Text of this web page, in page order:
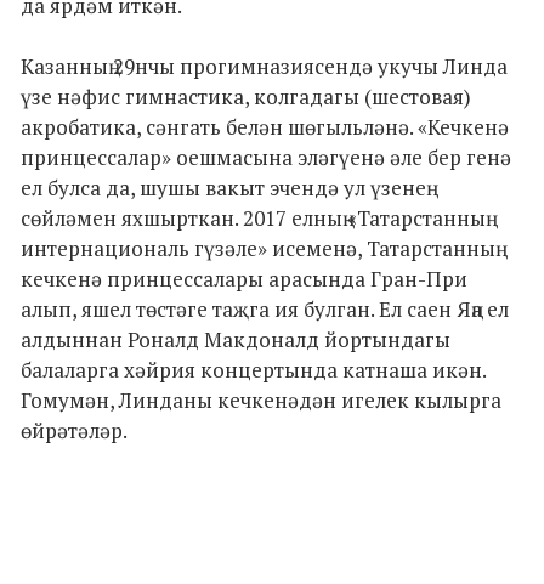
да ярдәм иткән.
Казанның 29нчы прогимназиясендә укучы Линда
үзе нәфис гимнастика, колгадагы (шестовая)
акробатика, сәнгать белән шөгыльләнә. «Кечкенә
принцессалар» оешмасына эләгүенә әле бер генә
ел булса да, шушы вакыт эчендә ул үзенең
сөйләмен яхшырткан. 2017 елның «Татарстанның
интернациональ гүзәле» исеменә, Татарстанның
кечкенә принцессалары арасында Гран-При
алып, яшел төстәге таҗга ия булган. Ел саен Яңа ел
алдыннан Роналд Макдоналд йортындагы
балаларга хәйрия концертында катнаша икән.
Гомумән, Линданы кечкенәдән игелек кылырга
өйрәтәләр.